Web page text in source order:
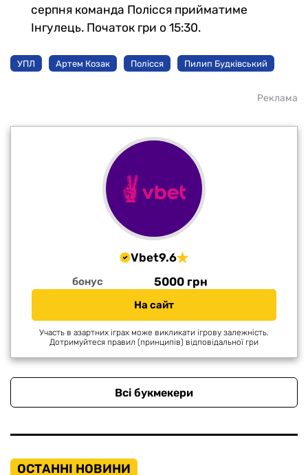
серпня команда Полісся прийматиме
Інгулець. Початок гри о 15:30.
УПЛ Артем Козак Полісся Пилип Будківський
Реклама
Vbet9.6
бонус 5000 грн
На сайт
Участь в азартних іграх може викликати ігрову залежність.
Дотримуйтеся правил (принципів) відповідальної гри
Всі букмекери
ОСТАННІ НОВИНИ